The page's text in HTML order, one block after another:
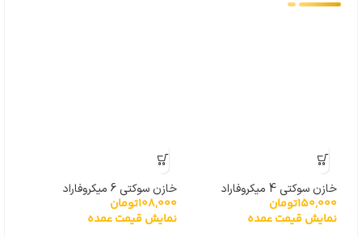
خازن سوکتی 4 میکروفاراد
150,000تومان
نمایش قیمت عمده
خازن سوکتی 6 میکروفاراد
108,000تومان
نمایش قیمت عمده